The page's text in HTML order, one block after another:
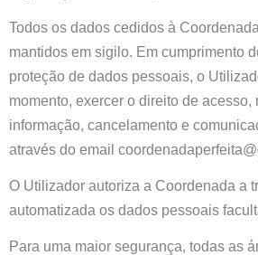
Todos os dados cedidos à
mantidos em sigilo. Em cumprimento
proteção de dados pessoais, o
momento, exercer o direito de acesso,
informação, cancelamento e
através do email
O Utilizador autoriza a Coordenada a
automatizada os dados pessoais
Para uma maior segurança, todas as